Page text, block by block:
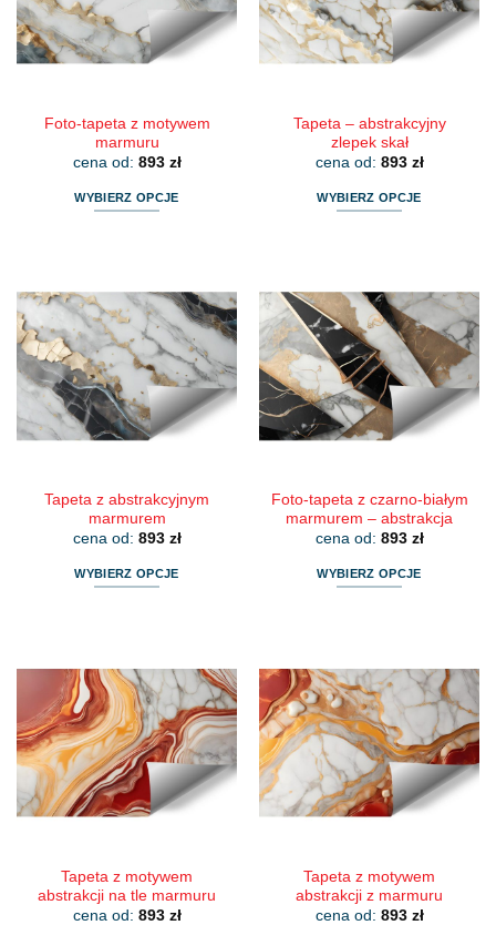
wybrać
na
stronie
wybrać
na
stronie
Foto-tapeta z motywem
marmuru
cena od: 893 zł
WYBIERZ OPCJE
wiele
wariantów.
Opcje
można
wybrać
na
stronie
Tapeta – abstrakcyjny
zlepek skał
cena od: 893 zł
WYBIERZ OPCJE
wiele
wariantów.
Opcje
można
wybrać
na
stronie
Tapeta z abstrakcyjnym
marmurem
cena od: 893 zł
WYBIERZ OPCJE
wiele
wariantów.
Opcje
można
wybrać
na
stronie
Foto-tapeta z czarno-białym
marmurem – abstrakcja
cena od: 893 zł
WYBIERZ OPCJE
wiele
wariantów.
Opcje
można
wybrać
na
stronie
Tapeta z motywem
abstrakcji na tle marmuru
cena od: 893 zł
Tapeta z motywem
abstrakcji z marmuru
cena od: 893 zł